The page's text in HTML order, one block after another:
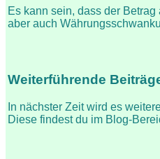
Es kann sein, dass der
aber auch
Weiterführende
In nächster Zeit wird es
Diese findest du im Blog-